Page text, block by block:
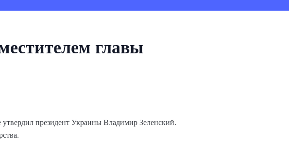
главы
президент Украины Владимир Зеленский.